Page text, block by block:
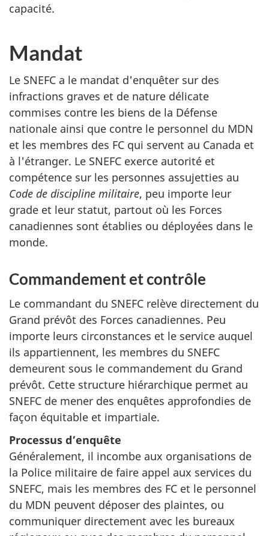
capacité.
Mandat
Le SNEFC a le mandat d'enquêter sur des
infractions graves et de nature délicate
commises contre les biens de la Défense
nationale ainsi que contre le personnel du MDN
et les membres des FC qui servent au Canada et
à l'étranger. Le SNEFC exerce autorité et
compétence sur les personnes assujetties au
Code de discipline militaire, peu importe leur
grade et leur statut, partout où les Forces
canadiennes sont établies ou déployées dans le
monde.
Commandement et contrôle
Le commandant du SNEFC relève directement du
Grand prévôt des Forces canadiennes. Peu
importe leurs circonstances et le service auquel
ils appartiennent, les membres du SNEFC
demeurent sous le commandement du Grand
prévôt. Cette structure hiérarchique permet au
SNEFC de mener des enquêtes approfondies de
façon équitable et impartiale.
Processus d’enquête
Généralement, il incombe aux organisations de
la Police militaire de faire appel aux services du
SNEFC, mais les membres des FC et le personnel
du MDN peuvent déposer des plaintes, ou
communiquer directement avec les bureaux